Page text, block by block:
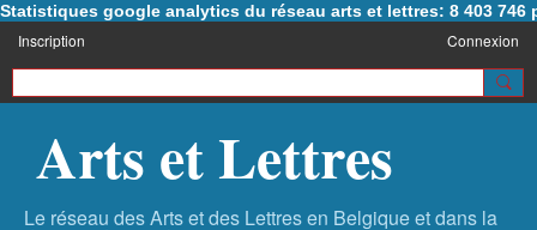
Statistiques google analytics du réseau arts et lettres: 8 403 746
Inscription Connexion
Arts et Lettres